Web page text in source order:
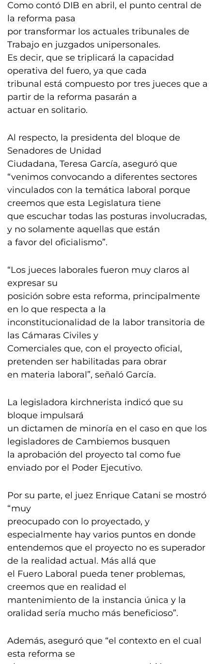
Como contó DIB en abril, el punto central de
la reforma pasa
por transformar los actuales tribunales de
Trabajo en juzgados unipersonales.
Es decir, que se triplicará la capacidad
operativa del fuero, ya que cada
tribunal está compuesto por tres jueces que a
partir de la reforma pasarán a
actuar en solitario.
Al respecto, la presidenta del bloque de
Senadores de Unidad
Ciudadana, Teresa García, aseguró que
“venimos convocando a diferentes sectores
vinculados con la temática laboral porque
creemos que esta Legislatura tiene
que escuchar todas las posturas involucradas,
y no solamente aquellas que están
a favor del oficialismo”.
“Los jueces laborales fueron muy claros al
expresar su
posición sobre esta reforma, principalmente
en lo que respecta a la
inconstitucionalidad de la labor transitoria de
las Cámaras Civiles y
Comerciales que, con el proyecto oficial,
pretenden ser habilitadas para obrar
en materia laboral”, señaló García.
La legisladora kirchnerista indicó que su
bloque impulsará
un dictamen de minoría en el caso en que los
legisladores de Cambiemos busquen
la aprobación del proyecto tal como fue
enviado por el Poder Ejecutivo.
Por su parte, el juez Enrique Catani se mostró
“muy
preocupado con lo proyectado, y
especialmente hay varios puntos en donde
entendemos que el proyecto no es superador
de la realidad actual. Más allá que
el Fuero Laboral pueda tener problemas,
creemos que en realidad el
mantenimiento de la instancia única y la
oralidad sería mucho más beneficioso”.
Además, aseguró que “el contexto en el cual
esta reforma se